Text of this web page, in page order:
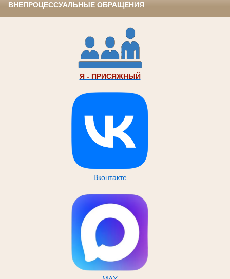
ВНЕПРОЦЕССУАЛЬНЫЕ ОБРАЩЕНИЯ
Я - ПРИСЯЖНЫЙ
Вконтакте